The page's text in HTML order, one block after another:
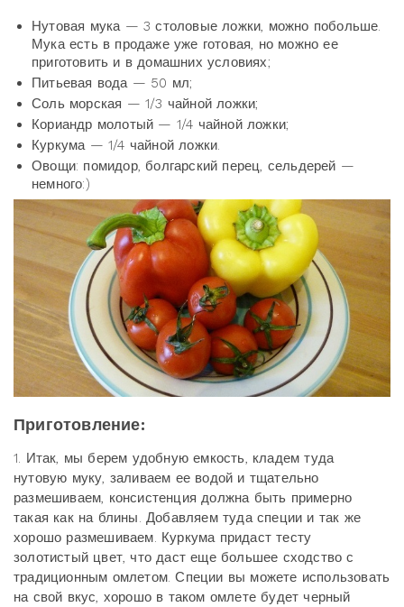
Нутовая мука — 3 столовые ложки, можно побольше.
Мука есть в продаже уже готовая, но можно ее
приготовить и в домашних условиях;
Питьевая вода — 50 мл;
Соль морская — 1/3 чайной ложки;
Кориандр молотый — 1/4 чайной ложки;
Куркума — 1/4 чайной ложки.
Овощи: помидор, болгарский перец, сельдерей —
немного:)
Приготовление:
1. Итак, мы берем удобную емкость, кладем туда
нутовую муку, заливаем ее водой и тщательно
размешиваем, консистенция должна быть примерно
такая как на блины. Добавляем туда специи и так же
хорошо размешиваем. Куркума придаст тесту
золотистый цвет, что даст еще большее сходство с
традиционным омлетом. Специи вы можете использовать
на свой вкус, хорошо в таком омлете будет черный